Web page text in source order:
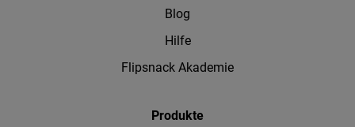
Blog
Hilfe
Flipsnack Akademie
Produkte